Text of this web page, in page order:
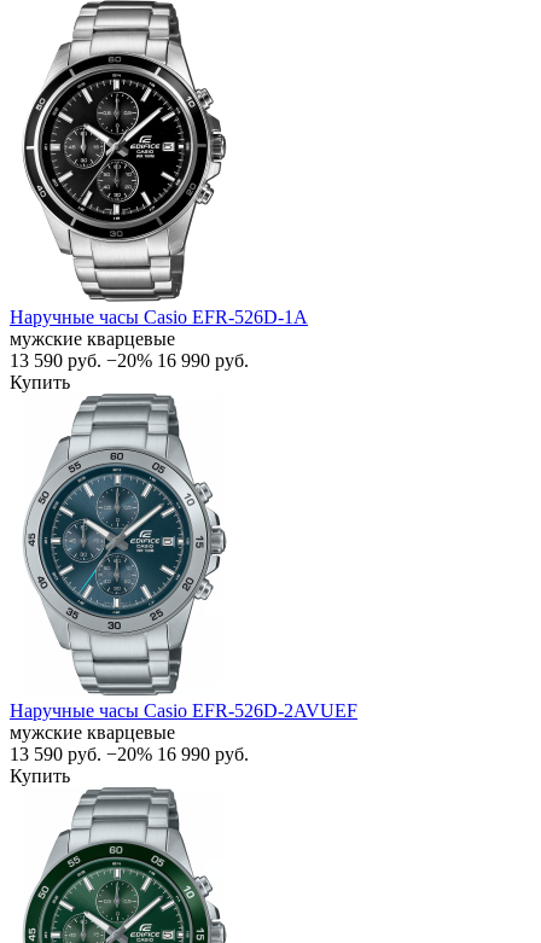
Наручные часы Casio EFR-526D-1A
мужские кварцевые
13 590 руб. −20% 16 990 руб.
Купить
Наручные часы Casio EFR-526D-2AVUEF
мужские кварцевые
13 590 руб. −20% 16 990 руб.
Купить